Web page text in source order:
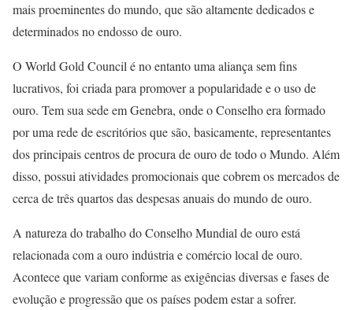
mais proeminentes do mundo, que são altamente dedicados e
determinados no endosso de ouro.
O World Gold Council é no entanto uma aliança sem fins
lucrativos, foi criada para promover a popularidade e o uso de
ouro. Tem sua sede em Genebra, onde o Conselho era formado
por uma rede de escritórios que são, basicamente, representantes
dos principais centros de procura de ouro de todo o Mundo. Além
disso, possui atividades promocionais que cobrem os mercados de
cerca de três quartos das despesas anuais do mundo de ouro.
A natureza do trabalho do Conselho Mundial de ouro está
relacionada com a ouro indústria e comércio local de ouro.
Acontece que variam conforme as exigências diversas e fases de
evolução e progressão que os países podem estar a sofrer.